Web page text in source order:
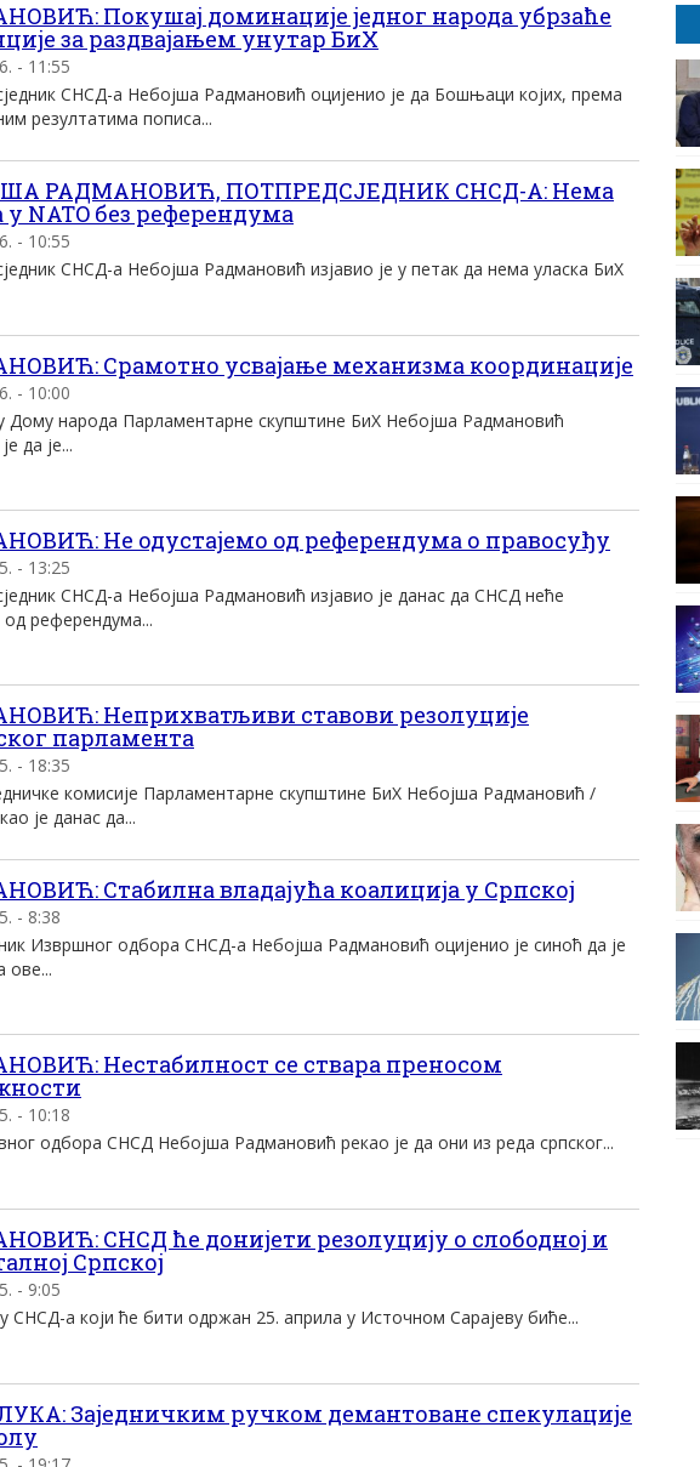
Покушај доминације једног народа убрзаће
за раздвајањем унутар БиХ
- 11:55
СНСД-а Небојша Радмановић оцијенио је да Бошњаци којих, према
резултатима пописа...
РАДМАНОВИЋ, ПОТПРЕДСЈЕДНИК СНСД-А: Нема
у NATO без референдума
- 10:55
СНСД-а Небојша Радмановић изјавио је у петак да нема уласка БиХ
Срамотно усвајање механизма координације
- 10:00
Дому народа Парламентарне скупштине БиХ Небојша Радмановић
да је...
Не одустајемо од референдума о правосуђу
- 13:25
СНСД-а Небојша Радмановић изјавио је данас да СНСД неће
од референдума...
Неприхватљиви ставови резолуције
парламента
- 18:35
комисије Парламентарне скупштине БиХ Небојша Радмановић /
је данас да...
Стабилна владајућа коалиција у Српској
- 8:38
Извршног одбора СНСД-а Небојша Радмановић оцијенио је синоћ да је
ове...
Нестабилност се ствара преносом
- 10:18
одбора СНСД Небојша Радмановић рекао је да они из реда српског...
СНСД ће донијети резолуцију о слободној и
Српској
- 9:05
СНСД-а који ће бити одржан 25. априла у Источном Сарајеву биће...
Заједничким ручком демантоване спекулације